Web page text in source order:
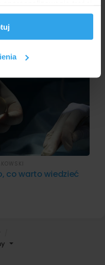
i
Informacje o tym, jak
partnerom
i analitycznym.
podczas
co warto wiedzieć